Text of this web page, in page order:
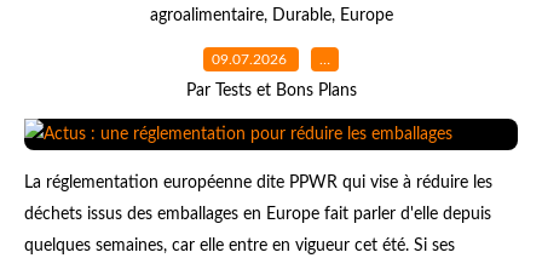
agroalimentaire, Durable, Europe
09.07.2026 …
Par Tests et Bons Plans
La réglementation européenne dite PPWR qui vise à réduire les
déchets issus des emballages en Europe fait parler d'elle depuis
quelques semaines, car elle entre en vigueur cet été. Si ses